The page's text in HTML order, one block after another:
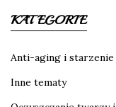
KATEGORIE
Anti-aging i starzenie
Inne tematy